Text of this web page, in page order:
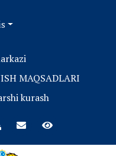
MAQSADLARI
kurash